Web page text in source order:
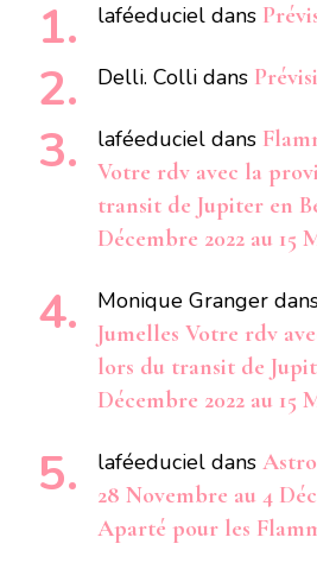
laféeduciel dans
Delli. Colli dans
laféeduciel dans
Votre rdv avec la
transit de Jupiter en
Décembre 2022 au 15
Monique Granger
Jumelles Votre rdv
lors du transit de
Décembre 2022 au 15
laféeduciel dans
28 Novembre au 4
Aparté pour les